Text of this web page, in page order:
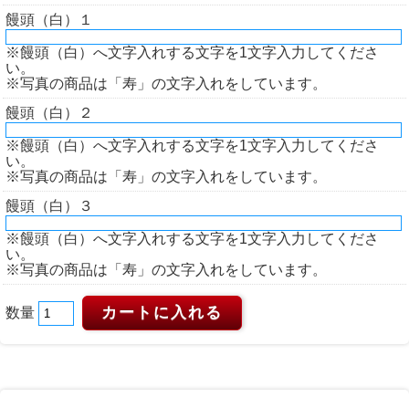
饅頭（白）１
※饅頭（白）へ文字入れする文字を1文字入力してくださ
い。
※写真の商品は「寿」の文字入れをしています。
饅頭（白）２
※饅頭（白）へ文字入れする文字を1文字入力してくださ
い。
※写真の商品は「寿」の文字入れをしています。
饅頭（白）３
※饅頭（白）へ文字入れする文字を1文字入力してくださ
い。
※写真の商品は「寿」の文字入れをしています。
数量